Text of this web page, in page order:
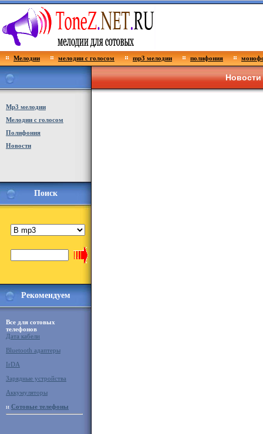
Мелодии мелодии с голосом mp3 мелодии полифония
Мp3 мелодии
Мелодии с голосом
Полифония
Новости
Поиск
Рекомендуем
Все для сотовых
телефонов
Дата кабели
Bluetooth адаптеры
IrDA
Зарядные устройства
Аккумуляторы
и Сотовые телефоны
Новости